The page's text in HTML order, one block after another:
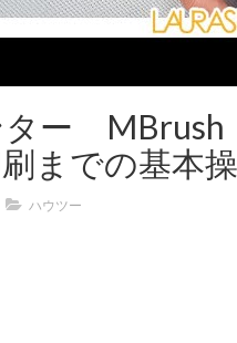
ター
までの基本
ハウツー